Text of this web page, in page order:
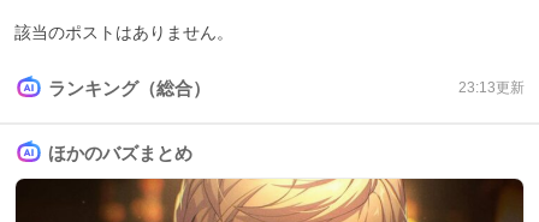
該当のポストはありません。
ランキング（総合） 23:13更新
ほかのバズまとめ